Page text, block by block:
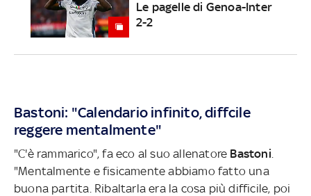
Le pagelle di Genoa-Inter
2-2
Bastoni: "Calendario infinito, diffcile
reggere mentalmente"
"C'è rammarico", fa eco al suo allenatore Bastoni
"Mentalmente e fisicamente abbiamo fatto una
buona partita. Ribaltarla era la cosa più difficile, poi